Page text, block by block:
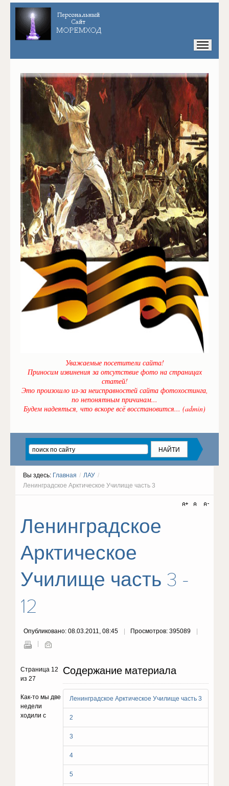
Уважаемые посетители сайта!
Приносим извинения за отсутствие фото на страницах
статей!
Это произошло из-за неисправностей сайта фотохостинга,
по непонятным причинам...
Будем надеяться, что вскоре всё восстановится... (admin)
Вы здесь: Главная / ЛАУ /
Ленинградское Арктическое Училище часть 3
Ленинградское
Арктическое
Училище часть 3 -
12
Опубликовано: 08.03.2011, 08:45 Просмотров: 395089
Содержание материала
Ленинградское Арктическое Училище часть 3
2
3
4
5
Страница 12
из 27
Как-то мы две
недели
ходили с